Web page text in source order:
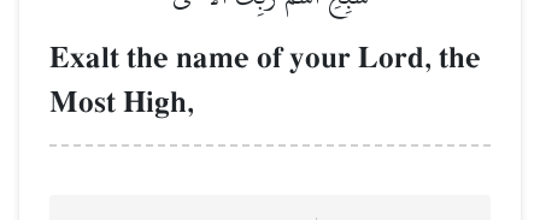
Exalt the name of your Lord, the
Most High,